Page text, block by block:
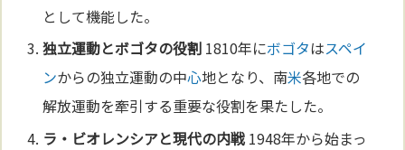
として機能した。
独立運動とボゴタの役割 1810年にボゴタはスペイ
ンからの独立運動の中心地となり、南米各地での
解放運動を牽引する重要な役割を果たした。
ラ・ビオレンシアと現代の内戦 1948年から始まっ